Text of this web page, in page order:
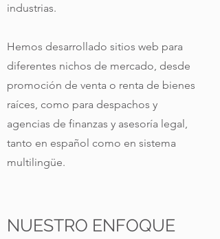
industrias.
Hemos desarrollado sitios web para
diferentes nichos de mercado, desde
promoción de venta o renta de bienes
raíces, como para despachos y
agencias de finanzas y asesoría legal,
tanto en español como en sistema
multilingüe.
NUESTRO ENFOQUE